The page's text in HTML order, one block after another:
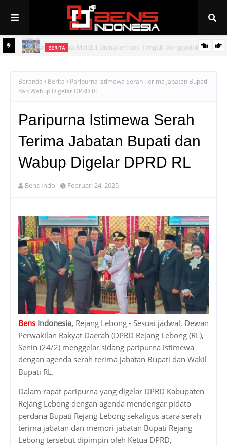
BERITA
Beranda Berita
Paripurna Istimewa Serah Terima Jabatan Bupati
dan Wabup Digelar DPRD RL
Paripurna Istimewa Serah
Terima Jabatan Bupati dan
Wabup Digelar DPRD RL
Bens Indo Februari 24, 2025
Bens Indonesia, Rejang Lebong - Sesuai jadwal, Dewan
Perwakilan Rakyat Daerah (DPRD Rejang Lebong (RL),
Senin (24/2) menggelar sidang paripurna istimewa
dengan agenda serah terima jabatan Bupati dan Wakil
Bupati RL.
Dalam rapat paripurna yang digelar DPRD Kabupaten
Rejang Lebong dengan agenda mendengar pidato
perdana Bupati Rejang Lebong sekaligus acara serah
terima jabatan dan memori jabatan Bupati Rejang
Lebong tersebut dipimpin oleh Ketua DPRD,